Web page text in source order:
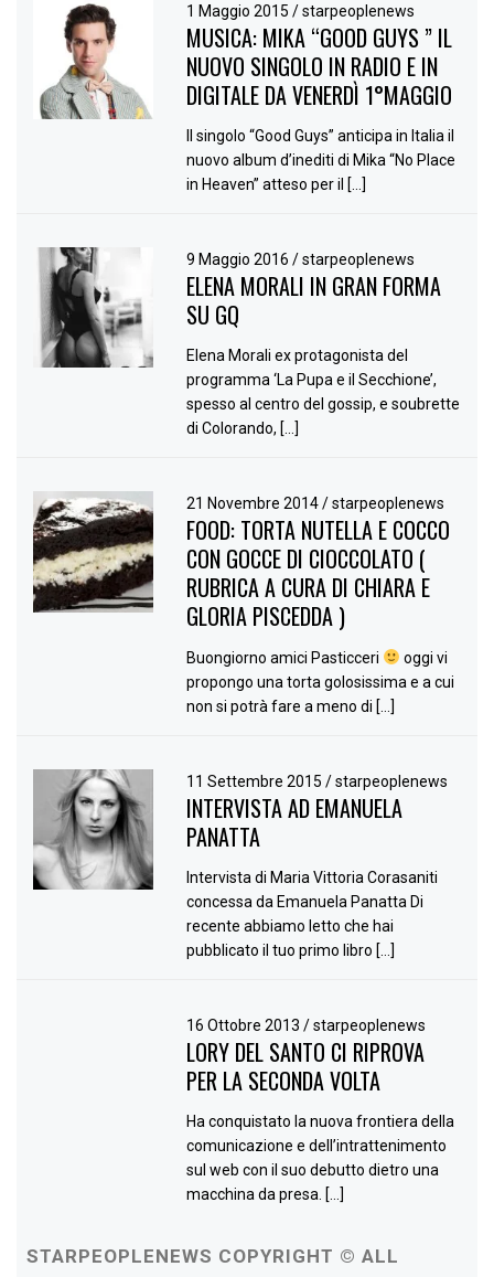
1 Maggio 2015/ starpeoplenews
MUSICA: MIKA “GOOD GUYS ” IL
NUOVO SINGOLO IN RADIO E IN
DIGITALE DA VENERDÌ 1°MAGGIO
Il singolo “Good Guys” anticipa in Italia il
nuovo album d’inediti di Mika “No Place
in Heaven” atteso per il […]
9 Maggio 2016/ starpeoplenews
ELENA MORALI IN GRAN FORMA
SU GQ
Elena Morali ex protagonista del
programma ‘La Pupa e il Secchione’,
spesso al centro del gossip, e soubrette
di Colorando, […]
21 Novembre 2014/ starpeoplenews
FOOD: TORTA NUTELLA E COCCO
CON GOCCE DI CIOCCOLATO (
RUBRICA A CURA DI CHIARA E
GLORIA PISCEDDA )
Buongiorno amici Pasticceri
oggi vi
propongo una torta golosissima e a cui
non si potrà fare a meno di […]
11 Settembre 2015/ starpeoplenews
INTERVISTA AD EMANUELA
PANATTA
Intervista di Maria Vittoria Corasaniti
concessa da Emanuela Panatta Di
recente abbiamo letto che hai
pubblicato il tuo primo libro […]
16 Ottobre 2013/ starpeoplenews
LORY DEL SANTO CI RIPROVA
PER LA SECONDA VOLTA
Ha conquistato la nuova frontiera della
comunicazione e dell’intrattenimento
sul web con il suo debutto dietro una
macchina da presa. […]
STARPEOPLENEWS COPYRIGHT © ALL